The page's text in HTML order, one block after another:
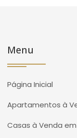
Menu
Página Inicial
Apartamentos à
Casas à Venda